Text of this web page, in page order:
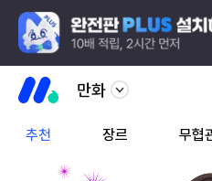
만화
추천 장르 무협